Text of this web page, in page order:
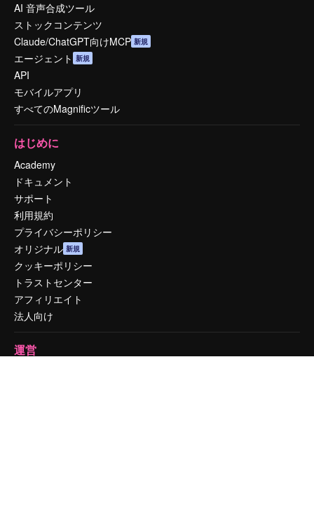
AI 音声合成ツール
ストックコンテンツ
Claude/ChatGPT向けMCP 新規
エージェント 新規
API
モバイルアプリ
すべてのMagnificツール
はじめに
Academy
ドキュメント
サポート
利用規約
プライバシーポリシー
オリジナル 新規
クッキーポリシー
トラストセンター
アフィリエイト
法人向け
運営